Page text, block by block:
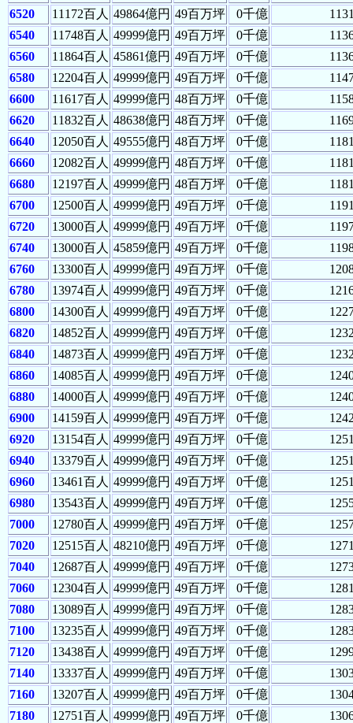
6520
11172百人 49864億円 49百万坪 0千億
6540
11748百人 49999億円 49百万坪 0千億
6560
11864百人 45861億円 49百万坪 0千億
6580
12204百人 49999億円 49百万坪 0千億
6600
11617百人 49999億円 48百万坪 0千億
6620
11832百人 48638億円 48百万坪 0千億
6640
12050百人 49555億円 48百万坪 0千億
6660
12082百人 49999億円 48百万坪 0千億
6680
12197百人 49999億円 48百万坪 0千億
6700
12500百人 49999億円 49百万坪 0千億
6720
13000百人 49999億円 49百万坪 0千億
6740
13000百人 45859億円 49百万坪 0千億
6760
13300百人 49999億円 49百万坪 0千億
6780
13974百人 49999億円 49百万坪 0千億
6800
14300百人 49999億円 49百万坪 0千億
6820
14852百人 49999億円 49百万坪 0千億
6840
14873百人 49999億円 49百万坪 0千億
6860
14085百人 49999億円 49百万坪 0千億
6880
14000百人 49999億円 49百万坪 0千億
6900
14159百人 49999億円 49百万坪 0千億
6920
13154百人 49999億円 49百万坪 0千億
6940
13379百人 49999億円 49百万坪 0千億
6960
13461百人 49999億円 49百万坪 0千億
6980
13543百人 49999億円 49百万坪 0千億
7000
12780百人 49999億円 49百万坪 0千億
7020
12515百人 48210億円 49百万坪 0千億
7040
12687百人 49999億円 49百万坪 0千億
7060
12304百人 49999億円 49百万坪 0千億
7080
13089百人 49999億円 49百万坪 0千億
7100
13235百人 49999億円 49百万坪 0千億
7120
13438百人 49999億円 49百万坪 0千億
7140
13337百人 49999億円 49百万坪 0千億
7160
13207百人 49999億円 49百万坪 0千億
7180
12751百人 49999億円 49百万坪 0千億